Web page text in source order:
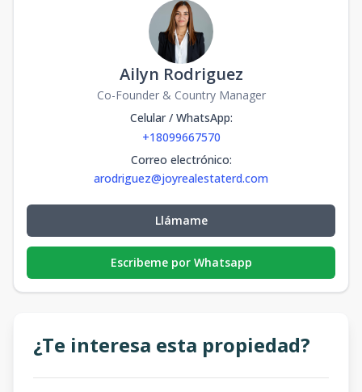
Ailyn Rodriguez
Co-Founder & Country Manager
Celular / WhatsApp:
+18099667570
Correo electrónico:
arodriguez@joyrealestaterd.com
Llámame
Escribeme por Whatsapp
¿Te interesa esta propiedad?